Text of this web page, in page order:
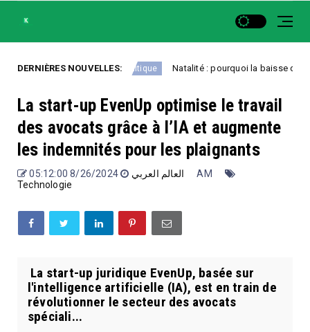
DERNIÈRES NOUVELLES:
chez eux Politique Natalité : pourquoi la baisse des
La start-up EvenUp optimise le travail
des avocats grâce à l’IA et augmente
les indemnités pour les plaignants
العالم العربي
8/26/2024 05:12:00 AM
Technologie
La start-up juridique EvenUp, basée sur
l'intelligence artificielle (IA), est en train de
révolutionner le secteur des avocats
spéciali...